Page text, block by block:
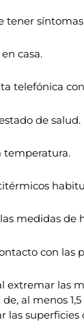
tener
casa.
telefónica
de salud.
temperatura.
medidas de
con las
extremar las
al menos
las superficies